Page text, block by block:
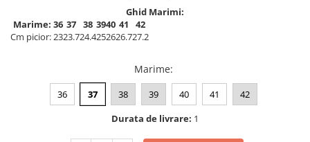
Ghid Marimi:
Marime: 36 37 38 3940 41
42
Cm picior:2323.724.4252626.727.2
Marime:
36 37 38 39 40 41
42
Durata de livrare: 1